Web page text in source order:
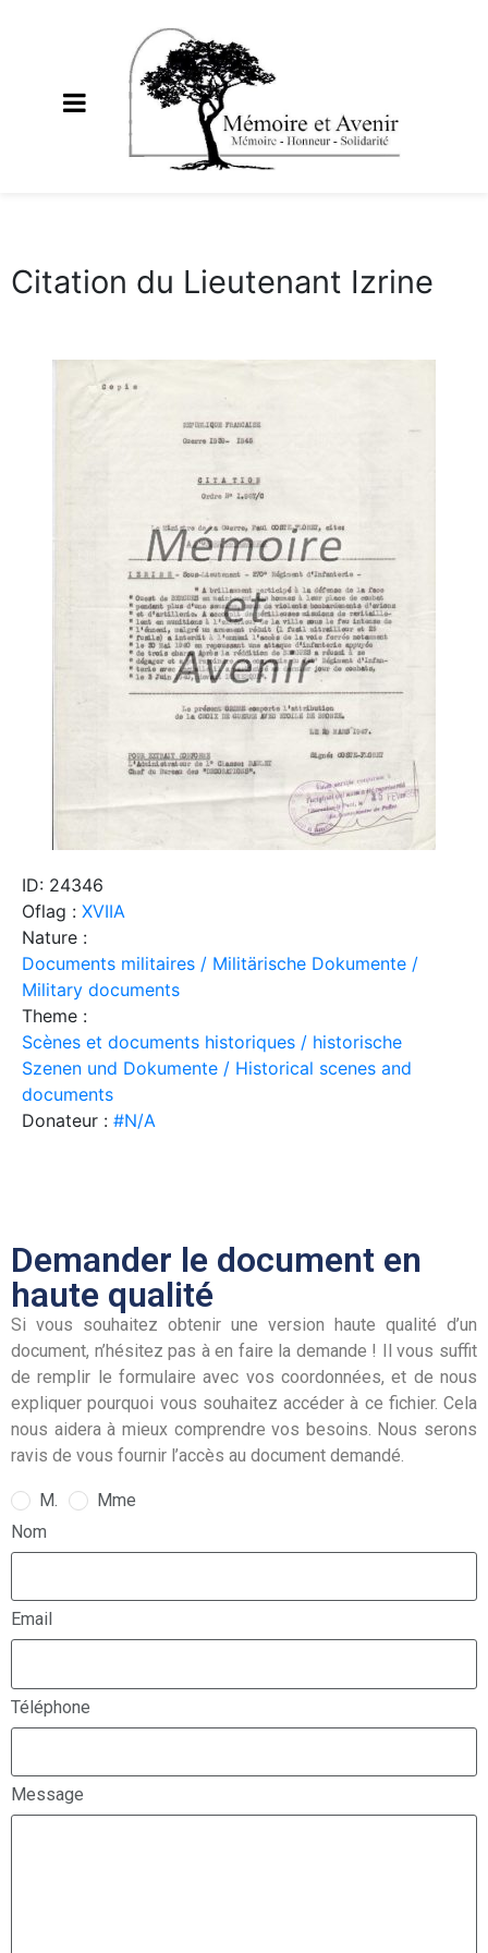
Citation du Lieutenant Izrine
ID: 24346
Oflag : XVIIA
Nature :
Documents militaires / Militärische Dokumente /
Military documents
Theme :
Scènes et documents historiques / historische
Szenen und Dokumente / Historical scenes and
documents
Donateur : #N/A
Demander le document en
haute qualité
Si vous souhaitez obtenir une version haute qualité d’un
document, n’hésitez pas à en faire la demande ! Il vous suffit
de remplir le formulaire avec vos coordonnées, et de nous
expliquer pourquoi vous souhaitez accéder à ce fichier. Cela
nous aidera à mieux comprendre vos besoins. Nous serons
ravis de vous fournir l’accès au document demandé.
M.
Mme
Nom
Email
Téléphone
Message